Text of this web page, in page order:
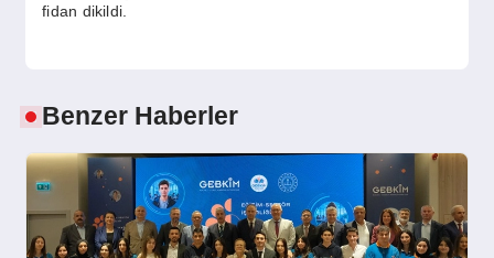
fidan dikildi.
Benzer Haberler